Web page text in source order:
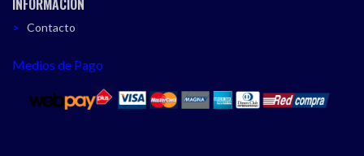
Contacto
Medios de Pago